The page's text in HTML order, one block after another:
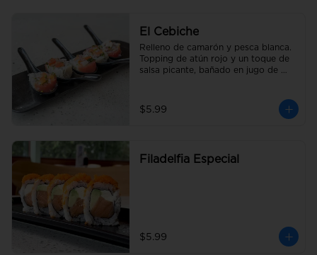
El Cebiche
Relleno de camarón y pesca blanca.
Topping de atún rojo y un toque de
salsa picante, bañado en jugo de
$5.99
Filadelfia Especial
$5.99